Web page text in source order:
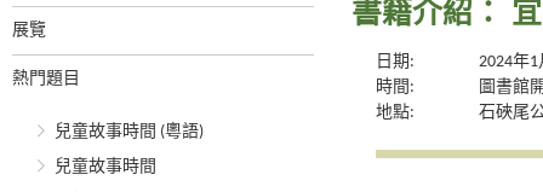
展覽
熱門題目
兒童故事時間 (粵語)
兒童故事時間
書籍介紹：
日期:
2024年
時間:
圖書館
地點:
石硤尾